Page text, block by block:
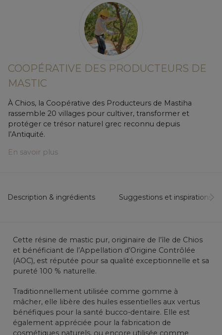
COOPÉRATIVE DES PRODUCTEURS DE
MASTIC
À Chios, la Coopérative des Producteurs de Mastiha
rassemble 20 villages pour cultiver, transformer et
protéger ce trésor naturel grec reconnu depuis
l’Antiquité.
En savoir plus
Description & ingrédients Suggestions et inspirations...
Cette résine de mastic pur, originaire de l’île de Chios
et bénéficiant de l’Appellation d’Origine Contrôlée
(AOC), est réputée pour sa qualité exceptionnelle et sa
pureté 100 % naturelle.
Traditionnellement utilisée comme gomme à
mâcher, elle libère des huiles essentielles aux vertus
bénéfiques pour la santé bucco-dentaire. Elle est
également appréciée pour la fabrication de
cosmétiques naturels, ou encore utilisée comme